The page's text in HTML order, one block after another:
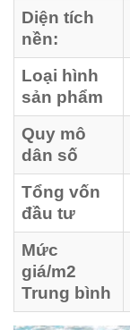
Diện tích
nền:
Loại hình
sản phẩm
Quy mô
dân số
Tổng vốn
đầu tư
Mức
giá/m2
Trung bình